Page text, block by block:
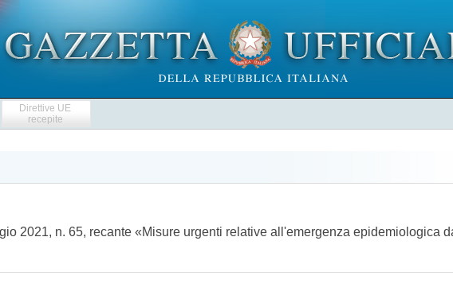
Direttive UE
recepite
2021, n. 65, recante «Misure urgenti relative all'emergenza epidemiologica